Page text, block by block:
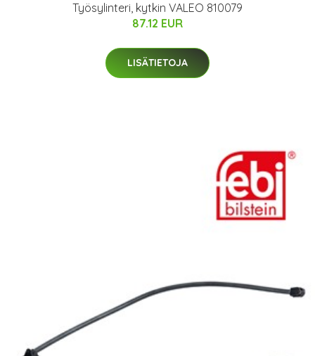
Työsylinteri, kytkin VALEO 810079
87.12 EUR
LISÄTIETOJA